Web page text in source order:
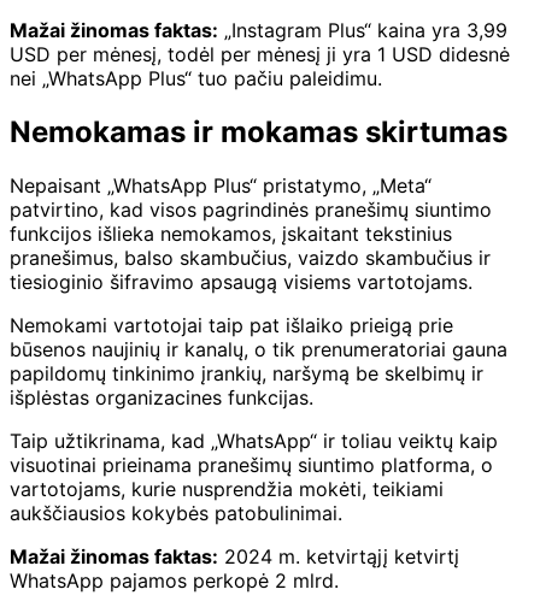
Mažai žinomas faktas: „Instagram Plus“ kaina yra 3,99
USD per mėnesį, todėl per mėnesį ji yra 1 USD didesnė
nei „WhatsApp Plus“ tuo pačiu paleidimu.
Nemokamas ir mokamas skirtumas
Nepaisant „WhatsApp Plus“ pristatymo, „Meta“
patvirtino, kad visos pagrindinės pranešimų siuntimo
funkcijos išlieka nemokamos, įskaitant tekstinius
pranešimus, balso skambučius, vaizdo skambučius ir
tiesioginio šifravimo apsaugą visiems vartotojams.
Nemokami vartotojai taip pat išlaiko prieigą prie
būsenos naujinių ir kanalų, o tik prenumeratoriai gauna
papildomų tinkinimo įrankių, naršymą be skelbimų ir
išplėstas organizacines funkcijas.
Taip užtikrinama, kad „WhatsApp“ ir toliau veiktų kaip
visuotinai prieinama pranešimų siuntimo platforma, o
vartotojams, kurie nusprendžia mokėti, teikiami
aukščiausios kokybės patobulinimai.
Mažai žinomas faktas: 2024 m. ketvirtąjį ketvirtį
WhatsApp pajamos perkopė 2 mlrd.